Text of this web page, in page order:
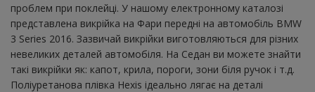
проблем при поклейці. У нашому електронному каталозі
представлена ​​викрійка на Фари передні на автомобіль BMW
3 Series 2016. Зазвичай викрійки виготовляються для різних
невеликих деталей автомобіля. На Седан ви можете знайти
такі викрійки як: капот, крила, пороги, зони біля ручок і т.д.
Поліуретанова плівка Hexis ідеально лягає на деталі